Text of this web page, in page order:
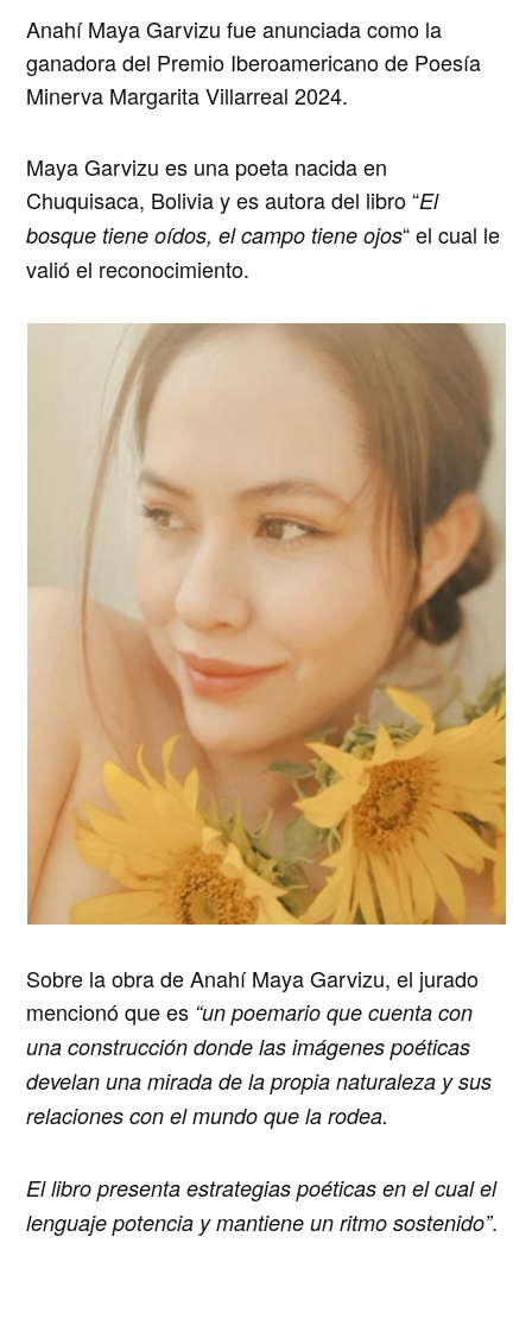
Anahí Maya Garvizu fue anunciada como la
ganadora del Premio Iberoamericano de Poesía
Minerva Margarita Villarreal 2024.
Maya Garvizu es una poeta nacida en
Chuquisaca, Bolivia y es autora del libro“El
bosque tiene oídos, el campo tiene ojos“el cual le
valió el reconocimiento.
Sobre la obra deAnahí Maya Garvizu, el jurado
mencionó que es “un poemario que cuenta con
una construcción donde las imágenes poéticas
develan una mirada de la propia naturaleza y sus
relaciones con el mundo que la rodea.
El libro presenta estrategias poéticas en el cual el
lenguaje potencia y mantiene un ritmo sostenido”.